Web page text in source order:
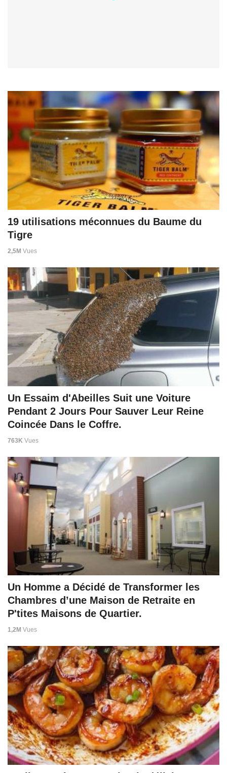
19 utilisations méconnues du Baume du
Tigre
2,5M Vues
Un Essaim d'Abeilles Suit une Voiture
Pendant 2 Jours Pour Sauver Leur Reine
Coincée Dans le Coffre.
763K Vues
Un Homme a Décidé de Transformer les
Chambres d’une Maison de Retraite en
P'tites Maisons de Quartier.
1,2M Vues